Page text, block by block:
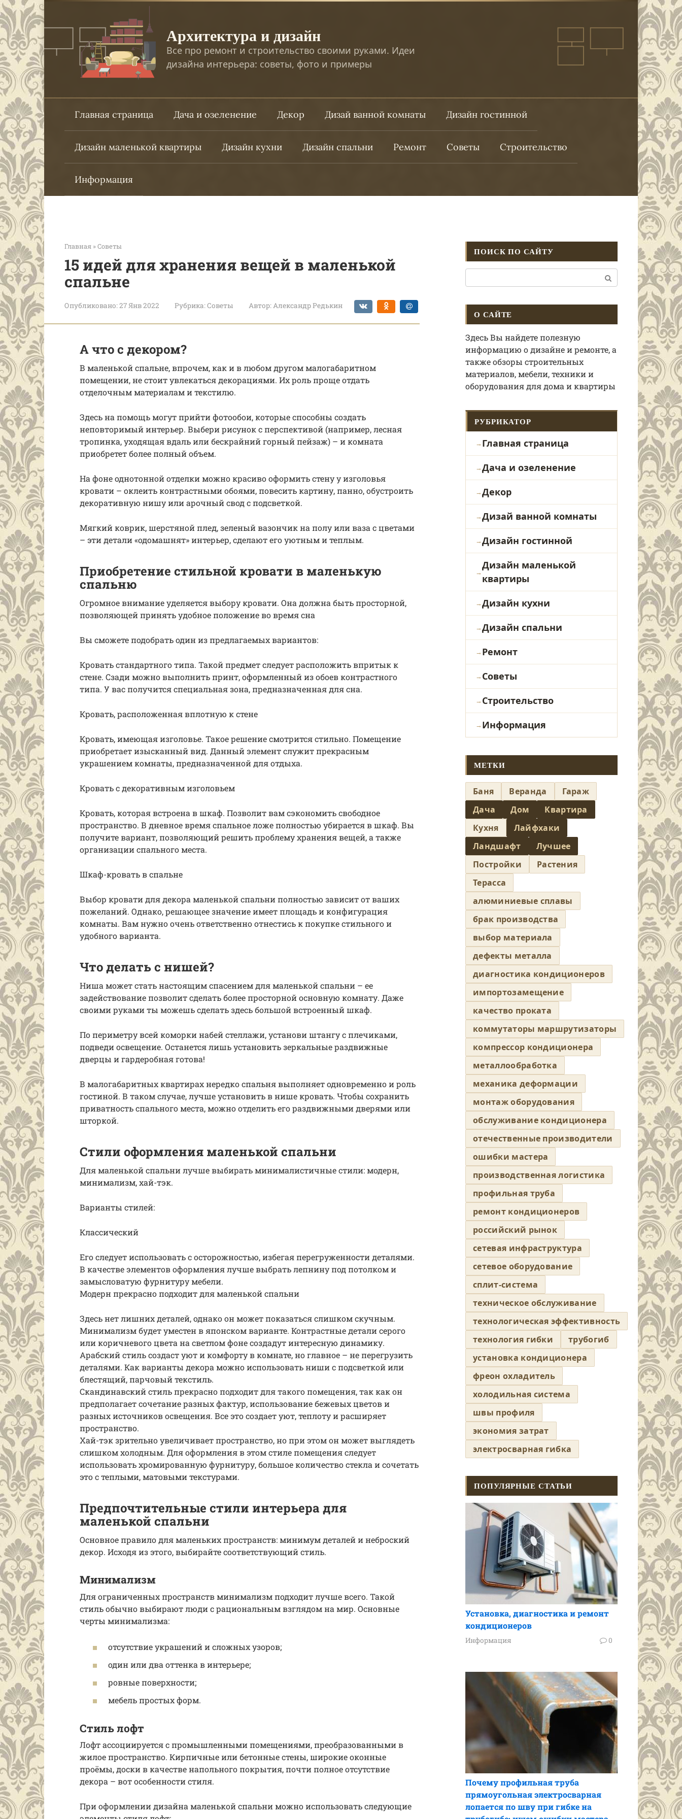
Перейти
к
контенту
Архитектура и дизайн
Все про ремонт и строительство своими руками. Идеи
дизайна интерьера: советы, фото и примеры
Главная страница Дача и озеленение Декор Дизай ванной комнаты Дизайн гостинной
Дизайн маленькой квартиры Дизайн кухни Дизайн спальни Ремонт Советы Строительство
Информация
Главная »Советы
15 идей для хранения вещей в маленькой
спальне
Опубликовано:27 Янв 2022 Рубрика:Советы Автор:Александр Редькин
А что с декором?
В маленькой спальне, впрочем, как и в любом другом малогабаритном
помещении, не стоит увлекаться декорациями. Их роль проще отдать
отделочным материалам и текстилю.
Здесь на помощь могут прийти фотообои, которые способны создать
неповторимый интерьер. Выбери рисунок с перспективой (например, лесная
тропинка, уходящая вдаль или бескрайний горный пейзаж) – и комната
приобретет более полный объем.
На фоне однотонной отделки можно красиво оформить стену у изголовья
кровати – оклеить контрастными обоями, повесить картину, панно, обустроить
декоративную нишу или арочный свод с подсветкой.
Мягкий коврик, шерстяной плед, зеленый вазончик на полу или ваза с цветами
– эти детали «одомашнят» интерьер, сделают его уютным и теплым.
Приобретение стильной кровати в маленькую
спальню
Огромное внимание уделяется выбору кровати. Она должна быть просторной,
позволяющей принять удобное положение во время сна
Вы сможете подобрать один из предлагаемых вариантов:
Кровать стандартного типа. Такой предмет следует расположить впритык к
стене. Сзади можно выполнить принт, оформленный из обоев контрастного
типа. У вас получится специальная зона, предназначенная для сна.
Кровать, расположенная вплотную к стене
Кровать, имеющая изголовье. Такое решение смотрится стильно. Помещение
приобретает изысканный вид. Данный элемент служит прекрасным
украшением комнаты, предназначенной для отдыха.
Кровать с декоративным изголовьем
Кровать, которая встроена в шкаф. Позволит вам сэкономить свободное
пространство. В дневное время спальное ложе полностью убирается в шкаф. Вы
получите вариант, позволяющий решить проблему хранения вещей, а также
организации спального места.
Шкаф-кровать в спальне
Выбор кровати для декора маленькой спальни полностью зависит от ваших
пожеланий. Однако, решающее значение имеет площадь и конфигурация
комнаты. Вам нужно очень ответственно отнестись к покупке стильного и
удобного варианта.
Что делать с нишей?
Ниша может стать настоящим спасением для маленькой спальни – ее
задействование позволит сделать более просторной основную комнату. Даже
своими руками ты можешь сделать здесь большой встроенный шкаф.
По периметру всей коморки набей стеллажи, установи штангу с плечиками,
подведи освещение. Останется лишь установить зеркальные раздвижные
дверцы и гардеробная готова!
В малогабаритных квартирах нередко спальня выполняет одновременно и роль
гостиной. В таком случае, лучше установить в нише кровать. Чтобы сохранить
приватность спального места, можно отделить его раздвижными дверями или
шторкой.
Стили оформления маленькой спальни
Для маленькой спальни лучше выбирать минималистичные стили: модерн,
минимализм, хай-тэк.
Варианты стилей:
Классический
Его следует использовать с осторожностью, избегая перегруженности деталями.
В качестве элементов оформления лучше выбрать лепнину под потолком и
замысловатую фурнитуру мебели.
Модерн прекрасно подходит для маленькой спальни
Здесь нет лишних деталей, однако он может показаться слишком скучным.
Минимализм будет уместен в японском варианте. Контрастные детали серого
или коричневого цвета на светлом фоне создадут интересную динамику.
Арабский стиль создаст уют и комфорту в комнате, но главное – не перегрузить
деталями. Как варианты декора можно использовать ниши с подсветкой или
блестящий, парчовый текстиль.
Скандинавский стиль прекрасно подходит для такого помещения, так как он
предполагает сочетание разных фактур, использование бежевых цветов и
разных источников освещения. Все это создает уют, теплоту и расширяет
пространство.
Хай-тэк зрительно увеличивает пространство, но при этом он может выглядеть
слишком холодным. Для оформления в этом стиле помещения следует
использовать хромированную фурнитуру, большое количество стекла и сочетать
это с теплыми, матовыми текстурами.
Предпочтительные стили интерьера для
маленькой спальни
Основное правило для маленьких пространств: минимум деталей и неброский
декор. Исходя из этого, выбирайте соответствующий стиль.
Минимализм
Для ограниченных пространств минимализм подходит лучше всего. Такой
стиль обычно выбирают люди с рациональным взглядом на мир. Основные
черты минимализма:
отсутствие украшений и сложных узоров;
один или два оттенка в интерьере;
ровные поверхности;
мебель простых форм.
Стиль лофт
Лофт ассоциируется с промышленными помещениями, преобразованными в
жилое пространство. Кирпичные или бетонные стены, широкие оконные
проёмы, доски в качестве напольного покрытия, почти полное отсутствие
декора – вот особенности стиля.
При оформлении дизайна маленькой спальни можно использовать следующие
ПОИСК ПО САЙТУ
О САЙТЕ
Здесь Вы найдете полезную
информацию о дизайне и ремонте, а
также обзоры строительных
материалов, мебели, техники и
оборудования для дома и квартиры
РУБРИКАТОР
Главная страница
Дача и озеленение
Декор
Дизай ванной комнаты
Дизайн гостинной
Дизайн маленькой
квартиры
Дизайн кухни
Дизайн спальни
Ремонт
Советы
Строительство
Информация
МЕТКИ
Баня Веранда
Гараж
Дача
Дом
Квартира
Кухня
Лайфхаки
Ландшафт
Лучшее
Постройки
Растения
Терасса
алюминиевые сплавы
брак производства
выбор материала
дефекты металла
диагностика кондиционеров
импортозамещение
качество проката
коммутаторы маршрутизаторы
компрессор кондиционера
металлообработка
механика деформации
монтаж оборудования
обслуживание кондиционера
отечественные производители
ошибки мастера
производственная логистика
профильная труба
ремонт кондиционеров
российский рынок
сетевая инфраструктура
сетевое оборудование
сплит-система
техническое обслуживание
технологическая эффективность
технология гибки
трубогиб
установка кондиционера
фреон охладитель
холодильная система
швы профиля
экономия затрат
электросварная гибка
ПОПУЛЯРНЫЕ СТАТЬИ
Установка, диагностика и ремонт
кондиционеров
Информация 0
Почему профильная труба
прямоугольная электросварная
лопается по шву при гибке на